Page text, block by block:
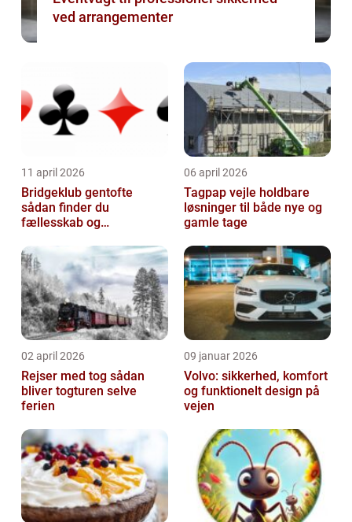
ved arrangementer
11 april 2026
Bridgeklub gentofte
sådan finder du
fællesskab og
06 april 2026
Tagpap vejle holdbare
løsninger til både nye og
gamle tage
02 april 2026
Rejser med tog sådan
bliver togturen selve
ferien
09 januar 2026
Volvo: sikkerhed, komfort
og funktionelt design på
vejen